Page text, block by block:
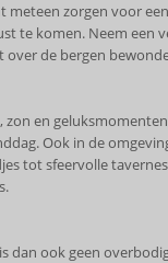
zorgen voor
te komen. Neem
de bergen
zon en
Ook in de
tot sfeervolle
ook geen